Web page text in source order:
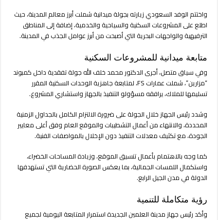
واختتم الوفد السعودي زيارته بجولة ميدانية شملت أبرز معالم المدينة، حيث
اطلع على المشروعات السكنية والسياحية والخدمية، إضافة إلى المناطق
الترفيهية والواجهات البحرية التي أصبحت من أبرز عوامل الجذب في المدينة.
متابعة ميدانية للمشروعات السكنية
وفي سياق متصل، أجرى الدكتور محمد خلف الله جولة تفقدية داخل كمبوند
“مزارين”، شملت عمارات FS، لمتابعة جاهزية الوحدات السكنية المقرر
تسليمها للملاك، يرافقه مسؤولو التنفيذ بالجهاز واستشاري المشروع.
وشدد رئيس الجهاز خلال الجولة على ضرورة الالتزام الكامل بالجداول الزمنية
المحددة، والانتهاء من أعمال التشطيبات والموقع العام وفق أعلى معايير
الجودة، مع تكثيف معدلات التنفيذ دون الإخلال بالمواصفات الفنية.
كما وجه بالاهتمام بأعمال تنسيق الموقع، وزيادة المساحات الخضراء،
واستكمال اللمسات الجمالية، بما يعكس الصورة الحضارية التي تستهدفها
الدولة في مدن الجيل الرابع.
رؤية متكاملة للتنمية
وأكد رئيس جهاز مدينة العلمين الجديدة استمرار المتابعة اليومية لجميع